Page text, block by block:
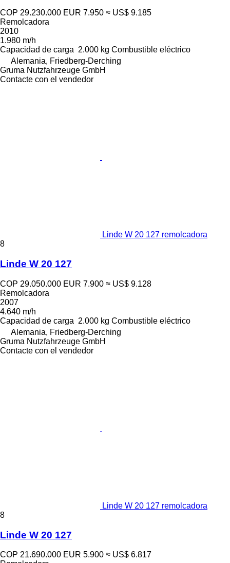
COP 29.230.000 EUR 7.950 ≈ US$ 9.185
Remolcadora
2010
1.980 m/h
Capacidad de carga 2.000 kg Combustible eléctrico
Alemania, Friedberg-Derching
Gruma Nutzfahrzeuge GmbH
Contacte con el vendedor
Linde W 20 127 remolcadora
8
Linde W 20 127
COP 29.050.000 EUR 7.900 ≈ US$ 9.128
Remolcadora
2007
4.640 m/h
Capacidad de carga 2.000 kg Combustible eléctrico
Alemania, Friedberg-Derching
Gruma Nutzfahrzeuge GmbH
Contacte con el vendedor
Linde W 20 127 remolcadora
8
Linde W 20 127
COP 21.690.000 EUR 5.900 ≈ US$ 6.817